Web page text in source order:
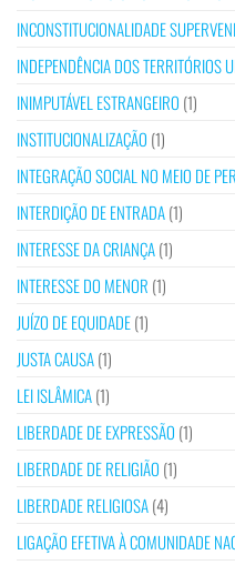
INCONSTITUCIONALIDADE
INDEPENDÊNCIA DOS TERRITÓRIOS
INIMPUTÁVEL ESTRANGEIRO (1)
INSTITUCIONALIZAÇÃO (1)
INTEGRAÇÃO SOCIAL NO MEIO DE
INTERDIÇÃO DE ENTRADA(1)
INTERESSE DA CRIANÇA(1)
INTERESSE DO MENOR (1)
JUÍZO DE EQUIDADE(1)
JUSTA CAUSA(1)
LEI ISLÂMICA(1)
LIBERDADE DE EXPRESSÃO (1)
LIBERDADE DE RELIGIÃO (1)
LIBERDADE RELIGIOSA(4)
LIGAÇÃO EFETIVA À COMUNIDADE